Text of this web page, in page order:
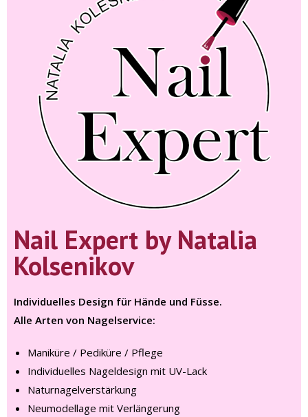
Nail Expert by Natalia
Kolsenikov
Individuelles Design für Hände und Füsse.
Alle Arten von Nagelservice:
Maniküre / Pediküre / Pflege
Individuelles Nageldesign mit UV-Lack
Naturnagelverstärkung
Neumodellage mit Verlängerung